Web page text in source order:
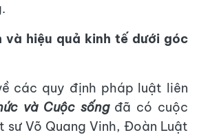
và hiệu quả kinh tế dưới góc
các quy định pháp luật liên
và Cuộc sốngđã có cuộc
Võ Quang Vinh, Đoàn Luật